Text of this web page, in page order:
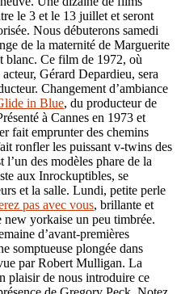
le 3 et le 13 juillet et seront
Nous débuterons samedi
de la maternité de Marguerite
blanc. Ce film de 1972, où
Gérard Depardieu, sera
Changement d’ambiance
in Blue, du producteur de
à Cannes en 1973 et
fait emprunter des chemins
ronfler les puissant v-twins des
des modèles phare de la
aux Inrockuptibles, se
et la salle. Lundi, petite perle
pas avec vous, brillante et
yorkaise un peu timbrée.
d’avant-premières
somptueuse plongée dans
par Robert Mulligan. La
plaisir de nous introduire ce